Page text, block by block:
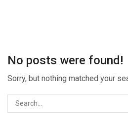
No posts were found!
Sorry, but nothing matched your